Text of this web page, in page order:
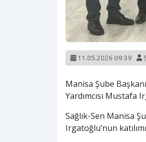
11.05.2026 09:39
Manisa Şube
Yardımcısı Mustafa
Sağlık-Sen Manisa
Irgatoğlu’nun